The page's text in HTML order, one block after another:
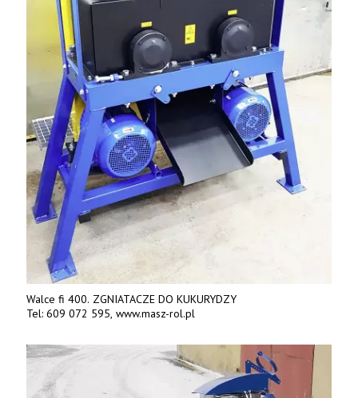
Walce fi 400. ZGNIATACZE DO KUKURYDZY
Tel: 609 072 595, www.masz-rol.pl